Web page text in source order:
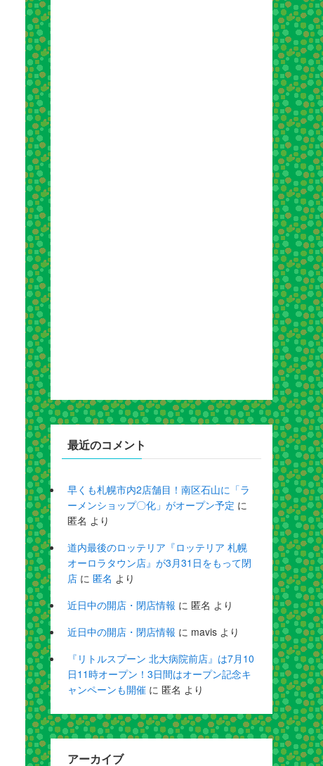
最近のコメント
早くも札幌市内2店舗目！南区石山に「ラ
ーメンショップ〇化」がオープン予定 に
匿名 より
道内最後のロッテリア『ロッテリア 札幌
オーロラタウン店』が3月31日をもって閉
店 に 匿名 より
近日中の開店・閉店情報 に 匿名 より
近日中の開店・閉店情報 に mavis より
『リトルスプーン 北大病院前店』は7月10
日11時オープン！3日間はオープン記念キ
ャンペーンも開催 に 匿名 より
アーカイブ